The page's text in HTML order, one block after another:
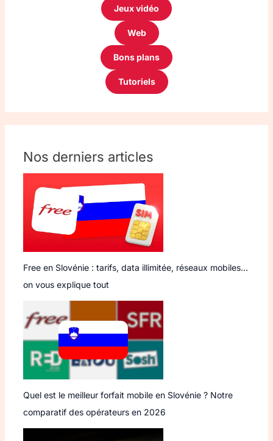
Jeux vidéo
Web
Bons plans
Tutoriels
Nos derniers articles
Free en Slovénie : tarifs, data illimitée, réseaux mobiles…
on vous explique tout
Quel est le meilleur forfait mobile en Slovénie ? Notre
comparatif des opérateurs en 2026